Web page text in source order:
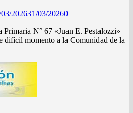
202631/03/20260
N° 67 «Juan E. Pestalozzi»
difícil momento a la Comunidad de la